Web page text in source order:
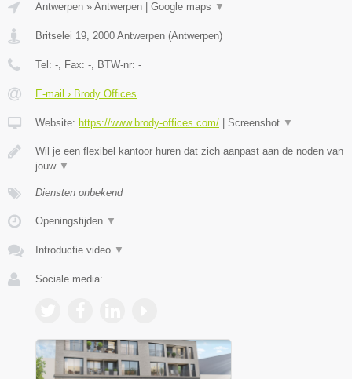
Antwerpen » Antwerpen Google maps ▼
Britselei 19, 2000 Antwerpen (Antwerpen)
Tel: -, Fax: -, BTW-nr: -
E-mail › Brody Offices
Website: https://www.brody-offices.com/ Screenshot ▼
Wil je een flexibel kantoor huren dat zich aanpast aan de noden van
jouw ▼
Diensten onbekend
Openingstijden ▼
Introductie video ▼
Sociale media: